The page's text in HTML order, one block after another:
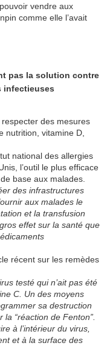
vendre aux
comme elle l’avait
pas la solution contre
infectieuses
des mesures
nutrition, vitamine D,
national des allergies
l’outil le plus efficace
base aux malades.
des infrastructures
aux malades le
et la transfusion
effet sur la santé que
récent sur les remèdes
testé qui n’ait pas été
C. Un des moyens
sa destruction
la “réaction de Fenton”.
à l’intérieur du virus,
et à la surface des